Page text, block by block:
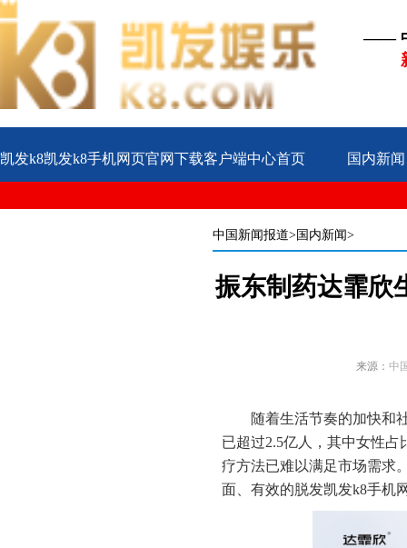
——
凯发k8凯发k8手机网页官网下载客户端中心首页 国内新闻
中国新闻报道>国内新闻>
振东制药达霏欣
来源： 中
随着生活节奏的加快和
已超过2.5亿人，其中女性
疗方法已难以满足市场需求
面、有效的脱发凯发k8手机